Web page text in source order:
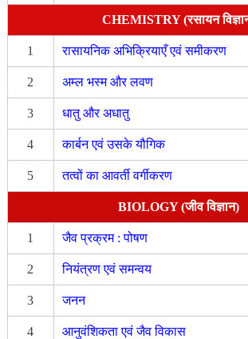
CHEMISTRY (रसायन
1 रासायनिक अभिक्रियाएँ एवं समीकरण
2 अम्ल भस्म और लवण
3 धातु और अधातु
4 कार्बन एवं उसके यौगिक
5 तत्वों का आवर्ती वर्गीकरण
BIOLOGY (जीव विज्ञान)
1 जैव प्रक्रम : पोषण
2 नियंत्रण एवं समन्वय
3 जनन
4 आनुवंशिकता एवं जैव विकास